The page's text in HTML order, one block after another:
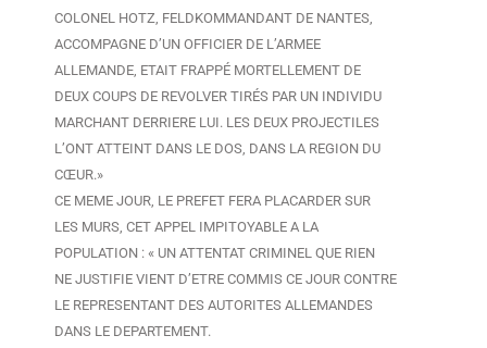
COLONEL HOTZ, FELDKOMMANDANT DE NANTES,
ACCOMPAGNE D’UN OFFICIER DE L’ARMEE
ALLEMANDE, ETAIT FRAPPÉ MORTELLEMENT DE
DEUX COUPS DE REVOLVER TIRÉS PAR UN INDIVIDU
MARCHANT DERRIERE LUI. LES DEUX PROJECTILES
L’ONT ATTEINT DANS LE DOS, DANS LA REGION DU
CŒUR.»
CE MEME JOUR, LE PREFET FERA PLACARDER SUR
LES MURS, CET APPEL IMPITOYABLE A LA
POPULATION : « UN ATTENTAT CRIMINEL QUE RIEN
NE JUSTIFIE VIENT D’ETRE COMMIS CE JOUR CONTRE
LE REPRESENTANT DES AUTORITES ALLEMANDES
DANS LE DEPARTEMENT.